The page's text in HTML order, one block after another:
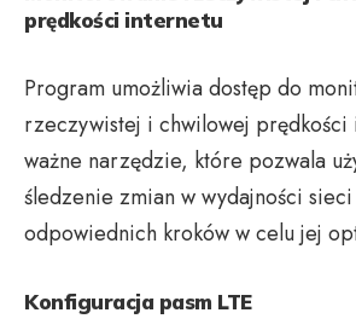
prędkości internetu
Program umożliwia dostęp do
rzeczywistej i chwilowej prędkości
ważne narzędzie, które pozwala
śledzenie zmian w wydajności
odpowiednich kroków w celu jej
Konfiguracja pasm LTE